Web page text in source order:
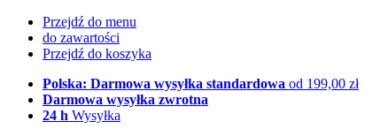
Przejdź do menu
do zawartości
Przejdź do koszyka
Polska: Darmowa wysyłka standardowa od 199,00 zł
Darmowa wysyłka zwrotna
24 h Wysyłka